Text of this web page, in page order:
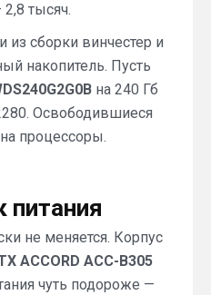
тысяч.
сборки винчестер и
накопитель. Пусть
на 240 Гб
Освободившиеся
процессоры.
питания
не меняется. Корпус
ACCORD ACC-B305
чуть подороже —